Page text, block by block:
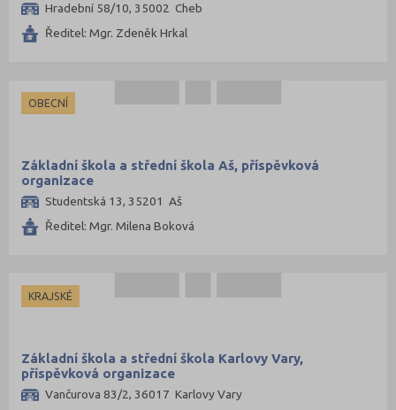
Hradební 58/10, 35002 Cheb
Ředitel: Mgr. Zdeněk Hrkal
OBECNÍ
Základní škola a střední škola Aš, příspěvková
organizace
Studentská 13, 35201 Aš
Ředitel: Mgr. Milena Boková
KRAJSKÉ
Základní škola a střední škola Karlovy Vary,
příspěvková organizace
Vančurova 83/2, 36017 Karlovy Vary